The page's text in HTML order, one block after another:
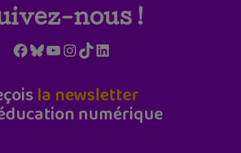
nous !
Facebook
Bluesky
YouTube
Instagram
TikTokLinkedIn
la newsletter
numérique